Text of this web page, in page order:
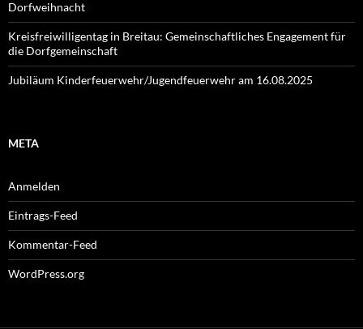
Dorfweihnacht
Kreisfreiwilligentag in Breitau: Gemeinschaftliches Engagement für
die Dorfgemeinschaft
Jubiläum Kinderfeuerwehr/Jugendfeuerwehr am 16.08.2025
META
Anmelden
Eintrags-Feed
Kommentar-Feed
WordPress.org